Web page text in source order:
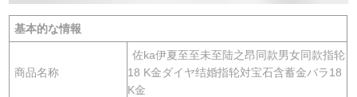
基本的な情報
商品名称
佐ka伊夏至至未至陆之昂同款男女同款指轮
18 K金ダイヤ结婚指轮対宝石含蓄金バラ18
K金